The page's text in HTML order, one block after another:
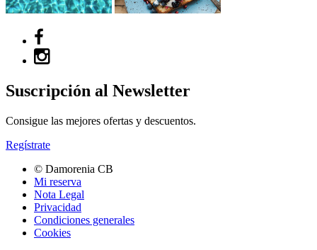
Suscripción al Newsletter
Consigue las mejores ofertas y descuentos.
Regístrate
© Damorenia CB
Mi reserva
Nota Legal
Privacidad
Condiciones generales
Cookies